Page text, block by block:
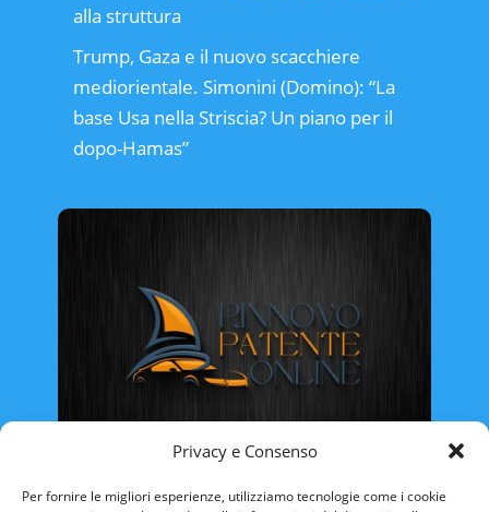
Privacy e Consenso
Per fornire le migliori esperienze, utilizziamo tecnologie come i cookie
alla struttura
Trump, Gaza e il nuovo scacchiere
mediorientale. Simonini (Domino): “La
base Usa nella Striscia? Un piano per il
dopo-Hamas”